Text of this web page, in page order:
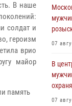
В наше
солдат и
героизм
врио
майор
память
07
В
07